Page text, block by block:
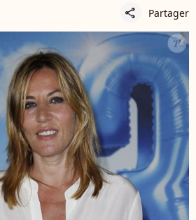
share Partager